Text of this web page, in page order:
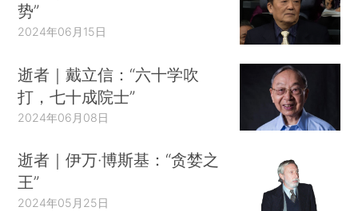
势”
2024年06月15日
逝者｜戴立信：“六十学吹
打，七十成院士”
2024年06月08日
逝者｜伊万·博斯基：“贪婪之
王”
2024年05月25日